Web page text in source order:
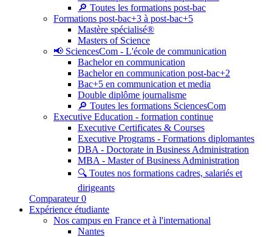
🔎 Toutes les formations post-bac
Formations post-bac+3 à post-bac+5
Mastère spécialisé®
Masters of Science
📢 SciencesCom - L'école de communication
Bachelor en communication
Bachelor en communication post-bac+2
Bac+5 en communication et media
Double diplôme journalisme
🔎 Toutes les formations SciencesCom
Executive Education - formation continue
Executive Certificates & Courses
Executive Programs - Formations diplomantes
DBA - Doctorate in Business Administration
MBA - Master of Business Administration
🔍 Toutes nos formations cadres, salariés et
dirigeants
Comparateur 0
Expérience étudiante
Nos campus en France et à l'international
Nantes